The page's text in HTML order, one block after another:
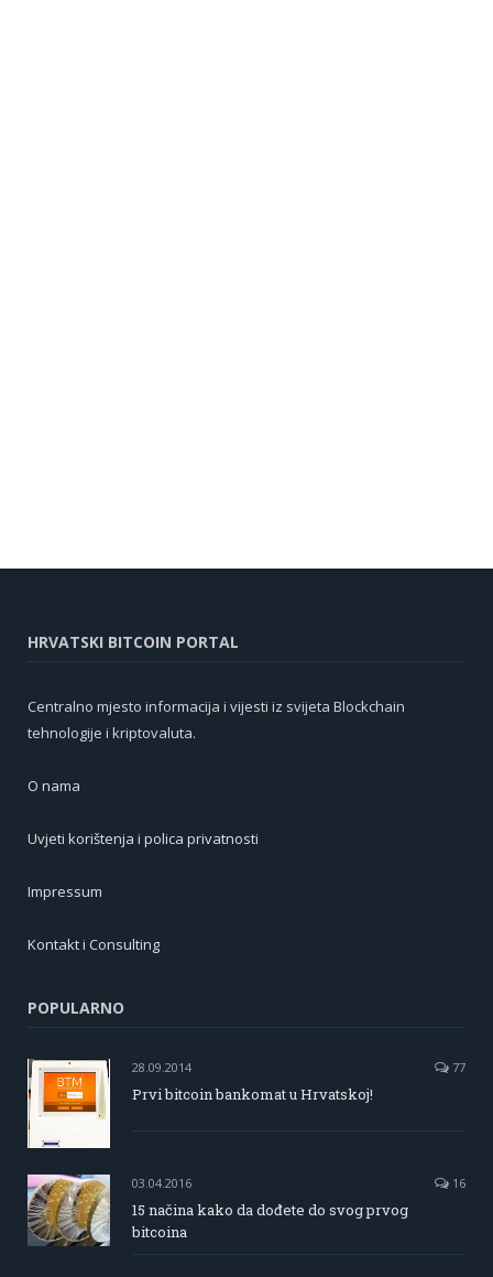
HRVATSKI BITCOIN PORTAL
Centralno mjesto informacija i vijesti iz svijeta Blockchain
tehnologije i kriptovaluta.
O nama
Uvjeti korištenja i polica privatnosti
Impressum
Kontakt i Consulting
POPULARNO
28.09.2014 77
Prvi bitcoin bankomat u Hrvatskoj!
03.04.2016 16
15 načina kako da dođete do svog prvog
bitcoina